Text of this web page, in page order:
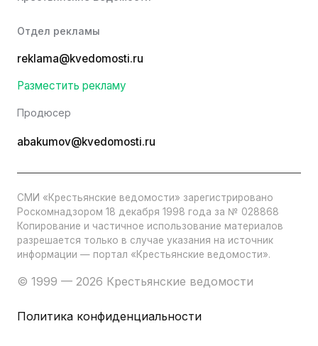
Отдел рекламы
reklama@kvedomosti.ru
Разместить рекламу
Продюсер
abakumov@kvedomosti.ru
СМИ «Крестьянские ведомости» зарегистрировано
Роскомнадзором 18 декабря 1998 года за № 028868
Копирование и частичное использование материалов
разрешается только в случае указания на источник
информации — портал «Крестьянские ведомости».
© 1999 — 2026 Крестьянские ведомости
Политика конфиденциальности